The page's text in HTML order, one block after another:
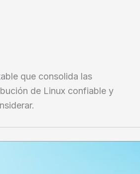
que consolida las
de Linux confiable y